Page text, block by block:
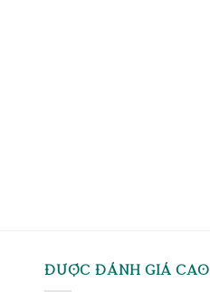
ĐƯỢC ĐÁNH GIÁ CAO